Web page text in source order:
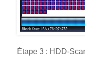
Étape 3 : HDD-